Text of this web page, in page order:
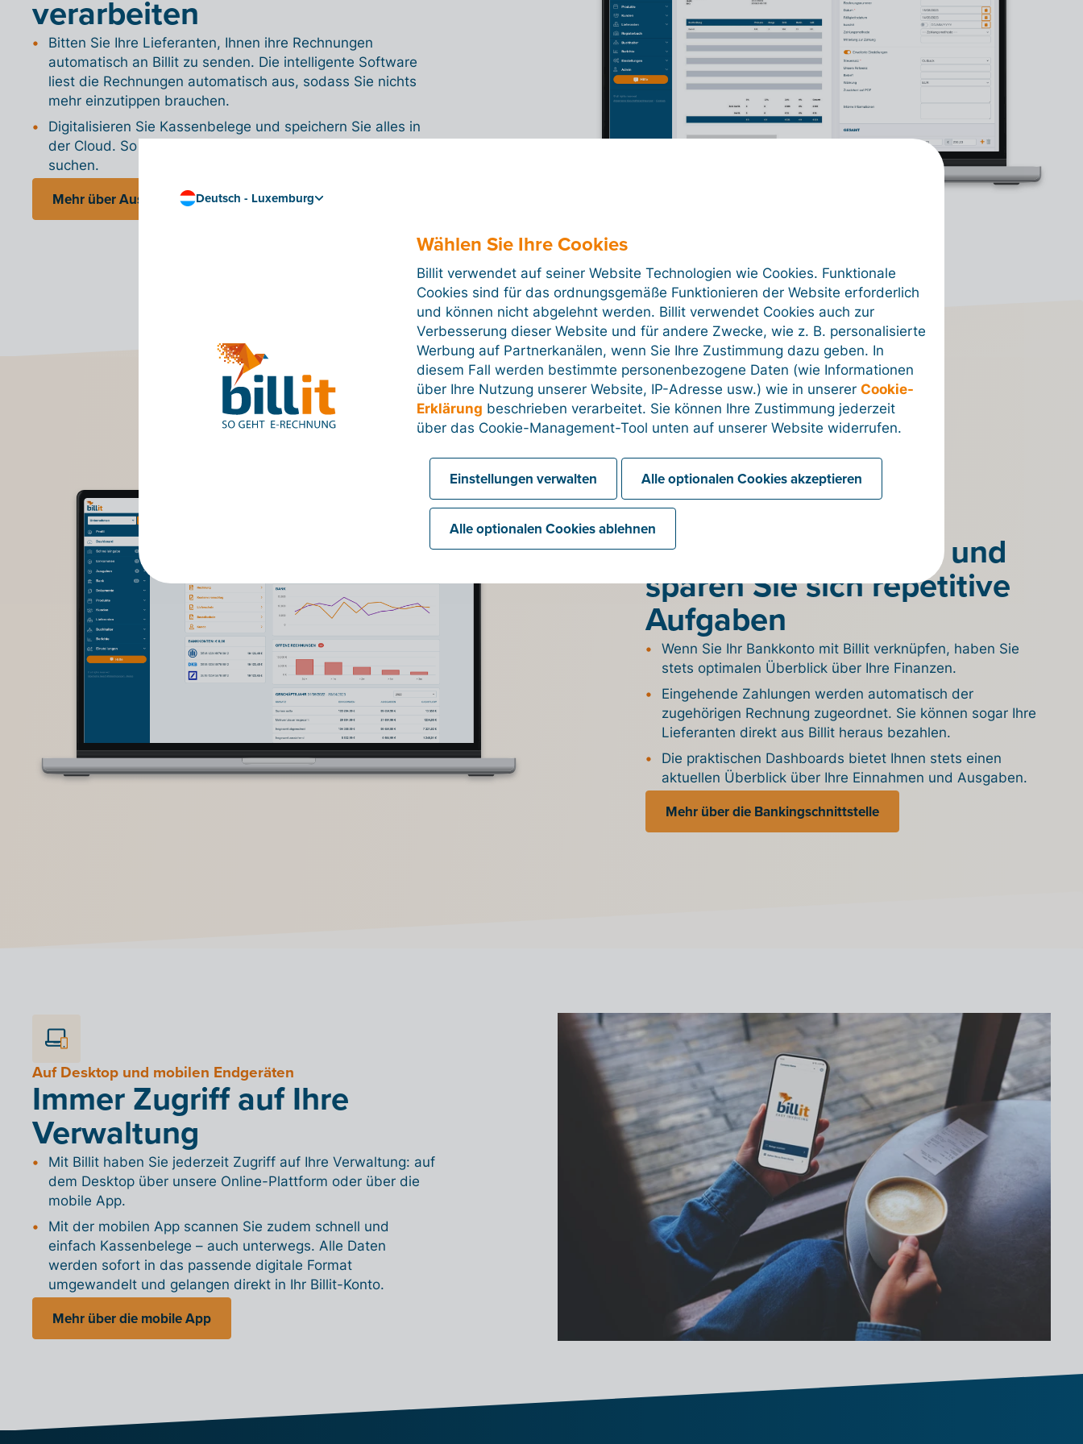
verarbeiten
Bitten Sie Ihre Lieferanten, Ihnen ihre Rechnungen
automatisch an Billit zu senden. Die intelligente Software
liest die Rechnungen automatisch aus, sodass Sie nichts
mehr einzutippen brauchen.
Digitalisieren Sie Kassenbelege und speichern Sie alles in
der Cloud. So müssen Sie nie mehr nach Aktenordnern
suchen.
Mehr über Ausgaben
Automatisieren Sie Ihre Administration:
Nutzen Sie die
Bankingschnittstelle und
sparen Sie sich repetitive
Aufgaben
Wenn Sie Ihr Bankkonto mit Billit verknüpfen, haben Sie
stets optimalen Überblick über Ihre Finanzen.
Eingehende Zahlungen werden automatisch der
zugehörigen Rechnung zugeordnet. Sie können sogar Ihre
Lieferanten direkt aus Billit heraus bezahlen.
Die praktischen Dashboards bietet Ihnen stets einen
aktuellen Überblick über Ihre Einnahmen und Ausgaben.
Mehr über die Bankingschnittstelle
Auf Desktop und mobilen Endgeräten
Immer Zugriff auf Ihre
Verwaltung
Mit Billit haben Sie jederzeit Zugriff auf Ihre Verwaltung: auf
dem Desktop über unsere Online-Plattform oder über die
mobile App.
Mit der mobilen App scannen Sie zudem schnell und
einfach Kassenbelege – auch unterwegs. Alle Daten
werden sofort in das passende digitale Format
umgewandelt und gelangen direkt in Ihr Billit-Konto.
Mehr über die mobile App
Deutsch - Luxemburg
Wählen Sie Ihre Cookies
Billit verwendet auf seiner Website Technologien wie Cookies. Funktionale
Cookies sind für das ordnungsgemäße Funktionieren der Website erforderlich
und können nicht abgelehnt werden. Billit verwendet Cookies auch zur
Verbesserung dieser Website und für andere Zwecke, wie z. B. personalisierte
Werbung auf Partnerkanälen, wenn Sie Ihre Zustimmung dazu geben. In
diesem Fall werden bestimmte personenbezogene Daten (wie Informationen
über Ihre Nutzung unserer Website, IP-Adresse usw.) wie in unsererCookie-
Erklärung beschrieben verarbeitet. Sie können Ihre Zustimmung jederzeit
über das Cookie-Management-Tool unten auf unserer Website widerrufen.
Einstellungen verwalten Alle optionalen Cookies akzeptieren
Alle optionalen Cookies ablehnen